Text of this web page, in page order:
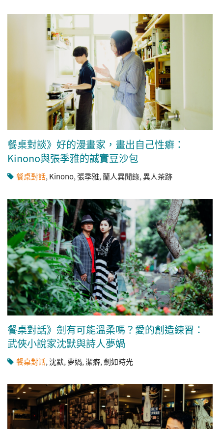
餐桌對談》好的漫畫家，畫出自己性癖：
Kinono與張季雅的誠實豆沙包
餐桌對話, Kinono, 張季雅, 蘭人異聞錄,異人茶跡
餐桌對話》劍有可能溫柔嗎？愛的創造練習：
武俠小說家沈默與詩人夢媧
餐桌對話,沈默,夢媧,潔癖,劍如時光